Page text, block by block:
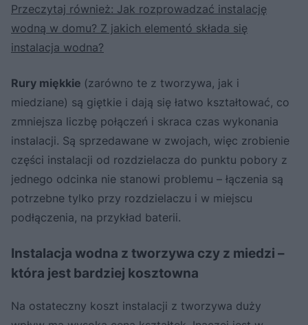
Przeczytaj również: Jak rozprowadzać instalację
wodną w domu? Z jakich elementó składa się
instalacja wodna?
Rury miękkie (zarówno te z tworzywa, jak i
miedziane) są giętkie i dają się łatwo kształtować, co
zmniejsza liczbę połączeń i skraca czas wykonania
instalacji. Są sprzedawane w zwojach, więc zrobienie
części instalacji od rozdzielacza do punktu pobory z
jednego odcinka nie stanowi problemu – łączenia są
potrzebne tylko przy rozdzielaczu i w miejscu
podłączenia, na przykład baterii.
Instalacja wodna z tworzywa czy z miedzi –
która jest bardziej kosztowna
Na ostateczny koszt instalacji z tworzywa duży